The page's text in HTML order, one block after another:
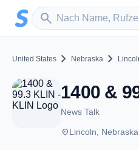
Zum Hauptinhalt springen
search
Sender suchen
United States chevron_right Nebraska chevron_right
News Talk
placeLincoln,